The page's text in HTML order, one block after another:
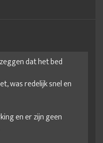
dat het bed
was redelijk snel en
en er zijn geen